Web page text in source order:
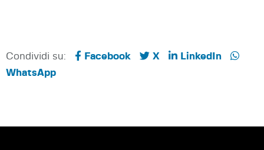
Condividi su: Facebook X
LinkedIn
WhatsApp